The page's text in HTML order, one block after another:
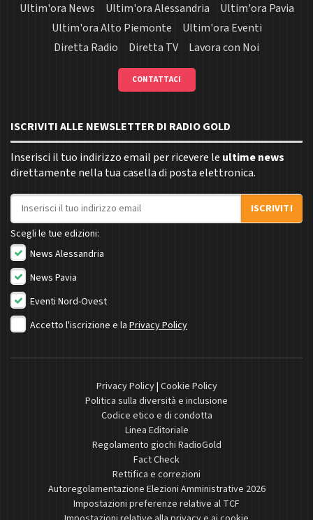
Ultim'ora News
Ultim'ora Alessandria
Ultim'ora Pavia
Ultim'ora Alto Piemonte
Ultim'ora Eventi
Diretta Radio
Diretta TV Lavora con Noi
CONTATTACI
ISCRIVITI ALLE NEWSLETTER DI RADIO GOLD
Inserisci il tuo indirizzo email per ricevere le ultime news
direttamente nella tua casella di posta elettronica.
Indirizzo email
ISCRIVITI
Scegli le tue edizioni:
News Alessandria
News Pavia
Eventi Nord-Ovest
Accetto l'iscrizione e la Privacy Policy
Privacy Policy| Cookie Policy
Politica sulla diversità e inclusione
Codice etico e di condotta
Linea Editoriale
Regolamento giochi RadioGold
Fact Check
Rettifica e correzioni
Autoregolamentazione Elezioni Amministrative 2026
Impostazioni preferenze relative al TCF